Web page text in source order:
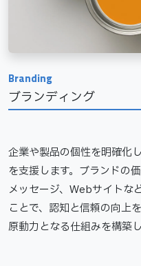
ブランディング
企業や製品の個性を明確化
を支援します。ブランドの
メッセージ、Webサイトな
ことで、認知と信頼の向上
原動力となる仕組みを構築し